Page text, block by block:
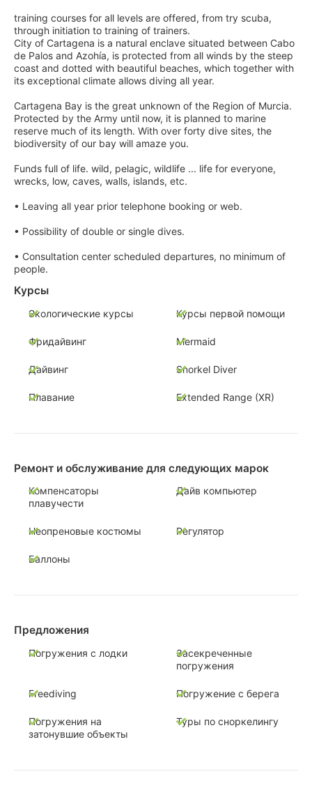
training courses for all levels are offered, from try scuba,
through initiation to training of trainers.
City of Cartagena is a natural enclave situated between Cabo
de Palos and Azohía, is protected from all winds by the steep
coast and dotted with beautiful beaches, which together with
its exceptional climate allows diving all year.
Cartagena Bay is the great unknown of the Region of Murcia.
Protected by the Army until now, it is planned to marine
reserve much of its length. With over forty dive sites, the
biodiversity of our bay will amaze you.
Funds full of life. wild, pelagic, wildlife ... life for everyone,
wrecks, low, caves, walls, islands, etc.
• Leaving all year prior telephone booking or web.
• Possibility of double or single dives.
• Consultation center scheduled departures, no minimum of
people.
Курсы
Экологические курсы Курсы первой помощи
Фридайвинг Mermaid
Дайвинг Snorkel Diver
Плавание Extended Range (XR)
Ремонт и обслуживание для следующих марок
Компенсаторы
плавучести
Дайв компьютер
Неопреновые костюмы Регулятор
Баллоны
Предложения
Погружения с лодки
Засекреченные
погружения
Freediving Погружение с берега
Погружения на
затонувшие объекты
Туры по сноркелингу